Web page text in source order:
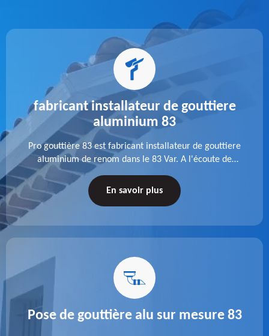
fabricant installateur de gouttiere
aluminium 83
Pro gouttière 83 est fabricant installateur de gouttiere
aluminium de renom dans le 83 Var. A l'écoute de
chaque besoin, notre équipe veille à réaliser des
gouttières performantes, durables et à la hauteur de
En savoir plus
Pose de gouttière alu sur mesure 83